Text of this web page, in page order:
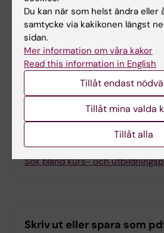
Kursen är nedlagd.
This syllabus in English
Sök bland kurs- och
Skriv ut eller spara som
Du kan när som helst ändra eller
samtycke via kakikonen längst
sidan.
Mer information om våra kakor
Read this information in English
Tillåt endast
Tillåt mina valda
Tillåt alla